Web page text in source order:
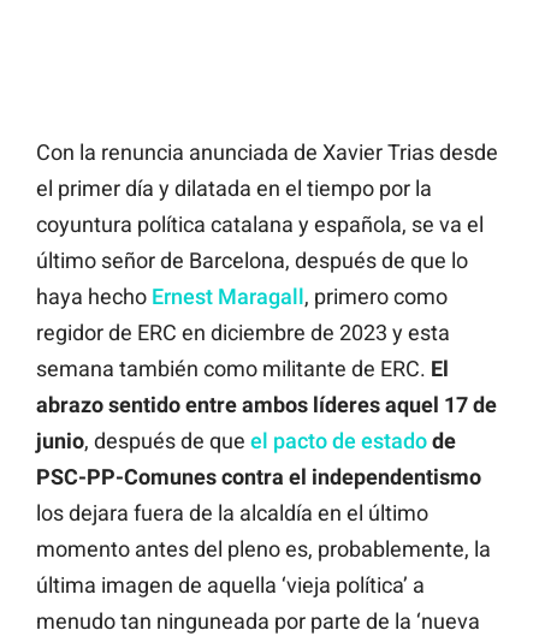
Con la renuncia anunciada de Xavier Trias desde
el primer día y dilatada en el tiempo por la
coyuntura política catalana y española, se va el
último señor de Barcelona, después de que lo
haya hecho Ernest Maragall, primero como
regidor de ERC en diciembre de 2023 y esta
semana también como militante de ERC. El
abrazo sentido entre ambos líderes aquel 17 de
junio, después de que el pacto de estadode
PSC-PP-Comunes contra el independentismo
los dejara fuera de la alcaldía en el último
momento antes del pleno es, probablemente, la
última imagen de aquella ‘vieja política’ a
menudo tan ninguneada por parte de la ‘nueva